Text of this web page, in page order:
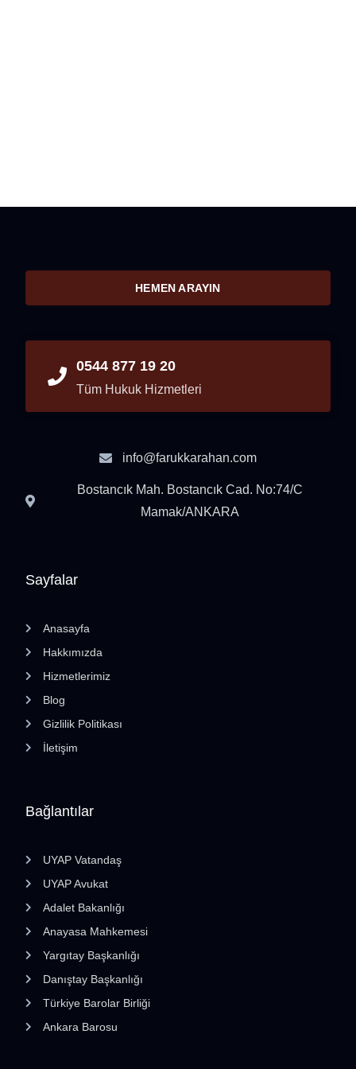
Bağlantılar
UYAP Vatandaş
UYAP Avukat
Adalet Bakanlığı
Anayasa Mahkemesi
Yargıtay Başkanlığı
Danıştay Başkanlığı
Türkiye Barolar Birliği
Ankara Barosu
Sayfalar
Anasayfa
Hakkımızda
Hizmetlerimiz
Blog
Gizlilik Politikası
İletişim
HEMEN ARAYIN
0544 877 19 20
Tüm Hukuk Hizmetleri
info@farukkarahan.com
Bostancık Mah. Bostancık Cad. No:74/C
Mamak/ANKARA